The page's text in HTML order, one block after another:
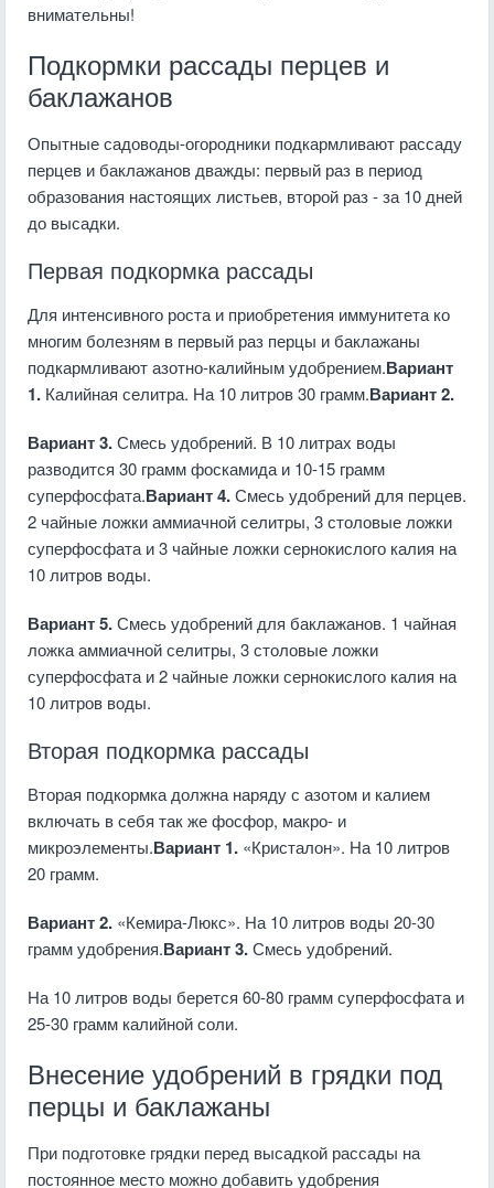
внимательны!
Подкормки рассады перцев и
баклажанов
Опытные садоводы-огородники подкармливают рассаду
перцев и баклажанов дважды: первый раз в период
образования настоящих листьев, второй раз - за 10 дней
до высадки.
Первая подкормка рассады
Для интенсивного роста и приобретения иммунитета ко
многим болезням в первый раз перцы и баклажаны
подкармливают азотно-калийным удобрением.Вариант
1. Калийная селитра. На 10 литров 30 грамм.Вариант 2.
Вариант 3.Смесь удобрений. В 10 литрах воды
разводится 30 грамм фоскамида и 10-15 грамм
суперфосфата.Вариант 4.Смесь удобрений для перцев.
2 чайные ложки аммиачной селитры, 3 столовые ложки
суперфосфата и 3 чайные ложки сернокислого калия на
10 литров воды.
Вариант 5.Смесь удобрений для баклажанов. 1 чайная
ложка аммиачной селитры, 3 столовые ложки
суперфосфата и 2 чайные ложки сернокислого калия на
10 литров воды.
Вторая подкормка рассады
Вторая подкормка должна наряду с азотом и калием
включать в себя так же фосфор, макро- и
микроэлементы.Вариант 1. «Кристалон». На 10 литров
20 грамм.
Вариант 2. «Кемира-Люкс». На 10 литров воды 20-30
грамм удобрения.Вариант 3.Смесь удобрений.
На 10 литров воды берется 60-80 грамм суперфосфата и
25-30 грамм калийной соли.
Внесение удобрений в грядки под
перцы и баклажаны
При подготовке грядки перед высадкой рассады на
постоянное место можно добавить удобрения